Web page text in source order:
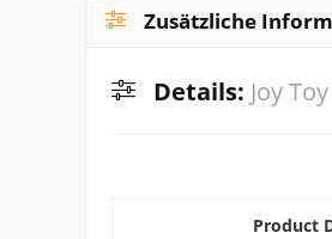
Zusätzliche
Details: Joy
Product